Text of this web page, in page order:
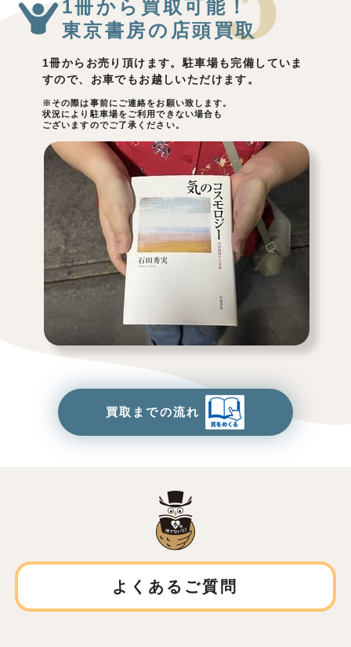
1冊から買取可能！
東京書房の店頭買取
1冊からお売り頂けます。駐車場も完備していま
すので、お車でもお越しいただけます。
※その際は事前にご連絡をお願い致します。
状況により駐車場をご利用できない場合も
ございますのでご了承ください。
買取までの流れ
よくあるご質問